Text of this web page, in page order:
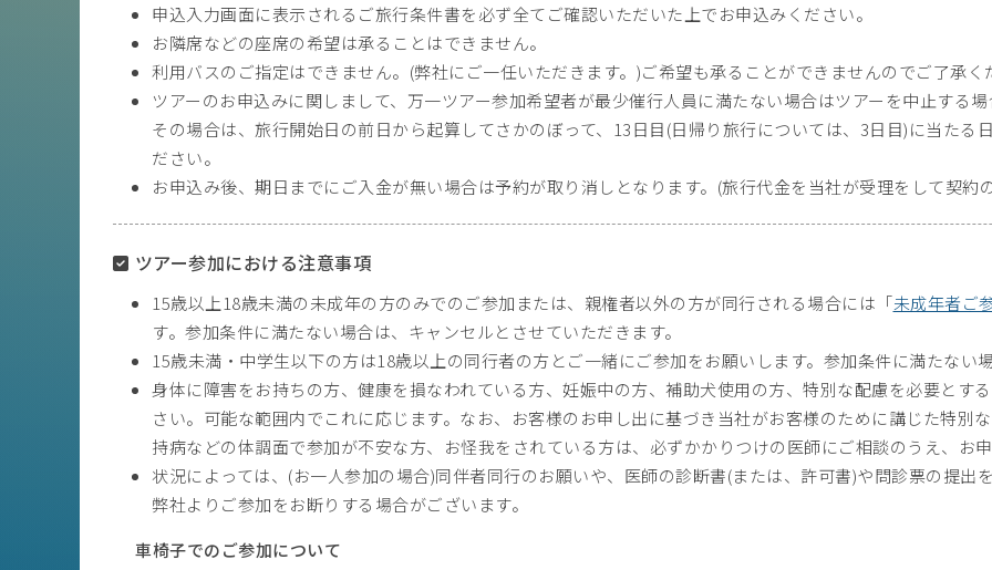
申込入力画面に表示されるご旅行条件書を必ず全てご確認いただいた上でお申込みください。
お隣席などの座席の希望は承ることはできません。
利用バスのご指定はできません。(弊社にご一任いただきます。)ご希望も承ることができませんのでご了承く
ツアーのお申込みに関しまして、万一ツアー参加希望者が最少催行人員に満たない場合はツアーを中止する
その場合は、旅行開始日の前日から起算してさかのぼって、13日目(日帰り旅行については、3日目)に当たる
ださい。
お申込み後、期日までにご入金が無い場合は予約が取り消しとなります。(旅行代金を当社が受理をして契約
ツアー参加における注意事項
15歳以上18歳未満の未成年の方のみでのご参加または、親権者以外の方が同行される場合には「未成年者ご
す。参加条件に満たない場合は、キャンセルとさせていただきます。
15歳未満・中学生以下の方は18歳以上の同行者の方とご一緒にご参加をお願いします。参加条件に満たない
身体に障害をお持ちの方、健康を損なわれている方、妊娠中の方、補助犬使用の方、特別な配慮を必要とす
さい。可能な範囲内でこれに応じます。なお、お客様のお申し出に基づき当社がお客様のために講じた特別
持病などの体調面で参加が不安な方、お怪我をされている方は、必ずかかりつけの医師にご相談のうえ、お
状況によっては、(お一人参加の場合)同伴者同行のお願いや、医師の診断書(または、許可書)や問診票の提出
弊社よりご参加をお断りする場合がございます。
車椅子でのご参加について